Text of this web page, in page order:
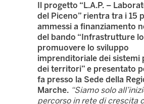
Il progetto “L.A.P. –
del Piceno” rientra tra i 15
ammessi a finanziamento
del bando “Infrastrutture
promuovere lo sviluppo
imprenditoriale dei sistemi
dei territori” e presentato
fa presso la Sede della
Marche. “Siamo solo
percorso in rete di crescita